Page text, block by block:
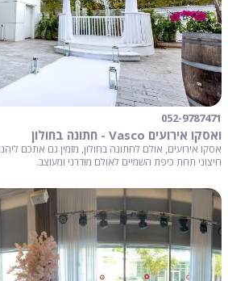
052-9787471
ואסקו אירועים Vasco - חתונה בחולון
אסקו אירועים, אולם לחתונה בחולון, מזמין גם אתכם
חיצוני תחת כיפת השמיים לאולם מודרני ומעוצב.